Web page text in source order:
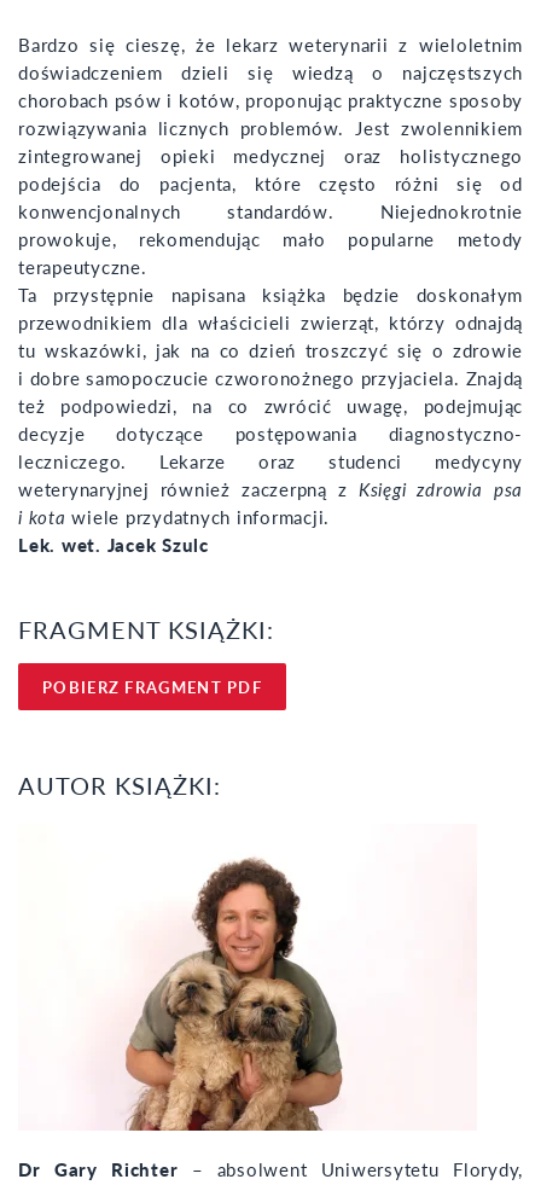
Bardzo się cieszę, że lekarz weterynarii z wieloletnim
doświadczeniem dzieli się wiedzą o najczęstszych
chorobach psów i kotów, proponując praktyczne sposoby
rozwiązywania licznych problemów. Jest zwolennikiem
zintegrowanej opieki medycznej oraz holistycznego
podejścia do pacjenta, które często różni się od
konwencjonalnych standardów. Niejednokrotnie
prowokuje, rekomendując mało popularne metody
terapeutyczne.
Ta przystępnie napisana książka będzie doskonałym
przewodnikiem dla właścicieli zwierząt, którzy odnajdą
tu wskazówki, jak na co dzień troszczyć się o zdrowie
i dobre samopoczucie czworonożnego przyjaciela. Znajdą
też podpowiedzi, na co zwrócić uwagę, podejmując
decyzje dotyczące postępowania diagnostyczno-
leczniczego. Lekarze oraz studenci medycyny
weterynaryjnej również zaczerpną z Księgi zdrowia psa
i kota wiele przydatnych informacji.
Lek. wet. Jacek Szulc
FRAGMENT KSIĄŻKI:
POBIERZ FRAGMENT PDF
AUTOR KSIĄŻKI:
Dr Gary Richter – absolwent Uniwersytetu Florydy,